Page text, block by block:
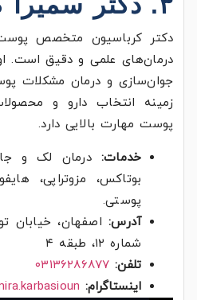
دکتر کرباسیون متخصص پوست
درمان‌های علمی و دقیق است.
جوان‌سازی و درمان مشکلات
زمینه انتخاب دارو و
پوست مهارت بالایی دارد.
خدمات: درمان لک و
بوتاکس، مزوتراپی،
پوستی.
آدرس:اصفهان، خیابان
شماره ۱۲، طبقه ۴
تلفن: ۰۳۱۳۶۲۸۶۸۷۷
اینستاگرام: